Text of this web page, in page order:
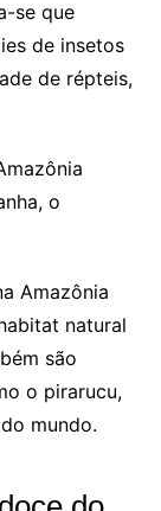
se que
de insetos
de répteis,
o
Amazônia
natural
são
o pirarucu,
mundo.